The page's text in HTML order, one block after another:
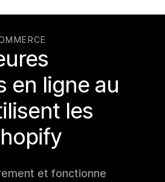
en ligne au
les
et fonctionne